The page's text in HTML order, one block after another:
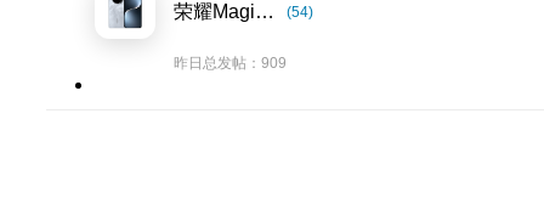
荣耀Magic7系列 (54)
昨日总发帖：909